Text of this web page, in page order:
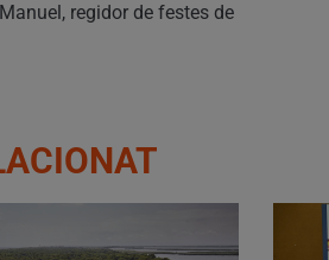
regidor de festes de